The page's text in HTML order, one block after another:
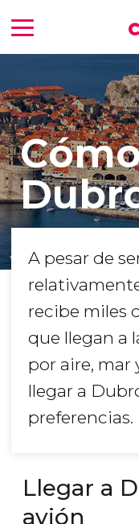
A pesar de
recibe miles
que llegan a
por aire, mar
llegar a
preferencias.
Llegar a
avión